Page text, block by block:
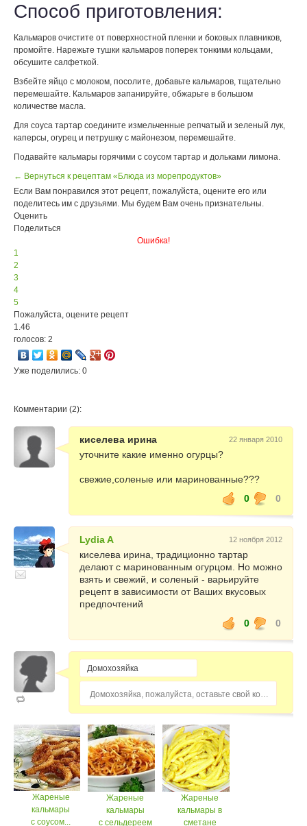
Способ приготовления:
Кальмаров очистите от поверхностной пленки и боковых плавников,
промойте. Нарежьте тушки кальмаров поперек тонкими кольцами,
обсушите салфеткой.
Взбейте яйцо с молоком, посолите, добавьте кальмаров, тщательно
перемешайте. Кальмаров запанируйте, обжарьте в большом
количестве масла.
Для соуса тартар соедините измельченные репчатый и зеленый лук,
каперсы, огурец и петрушку с майонезом, перемешайте.
Подавайте кальмары горячими с соусом тартар и дольками лимона.
← Вернуться к рецептам «Блюда из морепродуктов»
Если Вам понравился этот рецепт, пожалуйста, оцените его или
поделитесь им с друзьями. Мы будем Вам очень признательны.
Оценить
Поделиться
Ошибка!
1
2
3
4
5
Пожалуйста, оцените рецепт
1.46
голосов: 2
Уже поделились: 0
Комментарии (2):
киселева ирина 22 января 2010
уточните какие именно огурцы?
свежие,соленые или маринованные???
0
0
Lydia A 12 ноября 2012
киселева ирина, традиционно тартар
делают с маринованным огурцом. Но можно
взять и свежий, и соленый - варьируйте
рецепт в зависимости от Ваших вкусовых
предпочтений
0
0
Домохозяйка, пожалуйста, оставьте свой комментарий...
Жареные
кальмары
с соусом...
Жареные
кальмары
с сельдереем
Жареные
кальмары в
сметане